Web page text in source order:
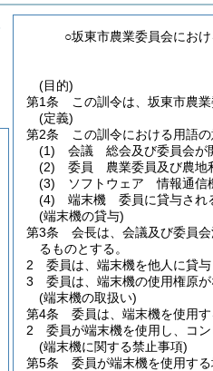
○坂東市農業委員会にお
(目的)
第1条
この訓令は、坂東市農
(定義)
第2条
この訓令における用語の
(1)
会議 総会及び委員会が
(2)
委員 農業委員及び農地
(3)
ソフトウェア 情報通信
(4)
端末機 委員に貸与され
(端末機の貸与)
第3条
会長は、会議及び委員
るものとする。
2
委員は、端末機を他人に貸
3
委員は、端末機の使用権原
(端末機の取扱い)
第4条
委員は、端末機を使用
2
委員が端末機を使用し、コ
(端末機に関する禁止事項)
第5条
委員が端末機を使用す